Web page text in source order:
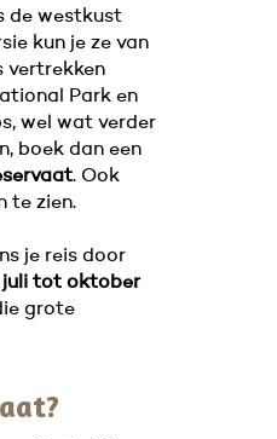
de westkust
kun je ze van
vertrekken
Park en
wel wat verder
boek dan een
. Ook
te zien.
je reis door
juli tot oktober
grote